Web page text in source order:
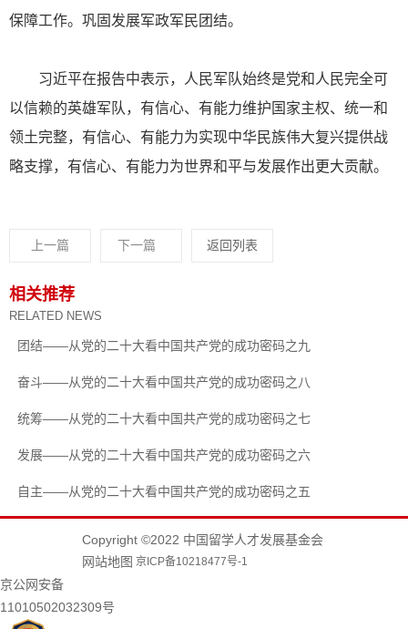
保障工作。巩固发展军政军民团结。
习近平在报告中表示，人民军队始终是党和人民完全可
以信赖的英雄军队，有信心、有能力维护国家主权、统一和
领土完整，有信心、有能力为实现中华民族伟大复兴提供战
略支撑，有信心、有能力为世界和平与发展作出更大贡献。
上一篇 下一篇 返回列表
相关推荐
RELATED NEWS
团结——从党的二十大看中国共产党的成功密码之九
奋斗——从党的二十大看中国共产党的成功密码之八
统筹——从党的二十大看中国共产党的成功密码之七
发展——从党的二十大看中国共产党的成功密码之六
自主——从党的二十大看中国共产党的成功密码之五
Copyright ©2022 中国留学人才发展基金会
网站地图 京ICP备10218477号-1
京公网安备
11010502032309号